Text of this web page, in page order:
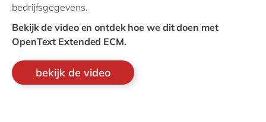
bedrijfsgegevens.
Bekijk de video en ontdek hoe we dit doen met
OpenText Extended ECM.
bekijk de video